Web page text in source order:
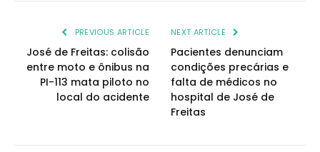
PREVIOUS ARTICLE
José de Freitas: colisão
entre moto e ônibus na
PI-113 mata piloto no
local do acidente
NEXT ARTICLE
Pacientes denunciam
condições precárias e
falta de médicos no
hospital de José de
Freitas